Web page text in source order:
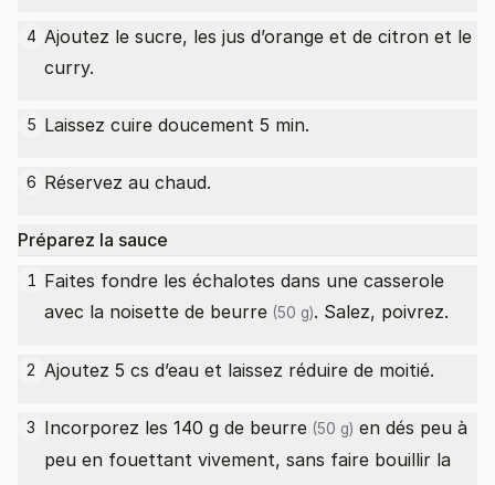
4 Ajoutez le sucre, les jus d’orange et de citron et le
curry.
5 Laissez cuire doucement 5 min.
6 Réservez au chaud.
Préparez la sauce
1 Faites fondre les échalotes dans une casserole
avec la noisette de beurre (50 g). Salez, poivrez.
2 Ajoutez 5 cs d’eau et laissez réduire de moitié.
3 Incorporez les 140 g de beurre (50 g) en dés peu à
peu en fouettant vivement, sans faire bouillir la